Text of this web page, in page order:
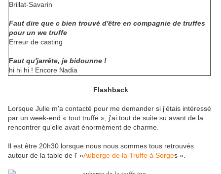
Brillat-Savarin
Faut dire que c bien trouvé d'être en compagnie de truffes
pour un we truffe
Erreur de casting
Faut qu'jarrête, je bidounne !
hi hi hi ! Encore Nadia
Flashback
Lorsque Julie m'a contacté pour me demander si j'étais intéressé
par un week-end « tout truffe », j'ai tout de suite su avant de la
rencontrer qu'elle avait énormément de charme.
Il est être 20h30 lorsque nous nous sommes tous retrouvés
autour de la table de l' »Auberge de la Truffe à Sorges ».